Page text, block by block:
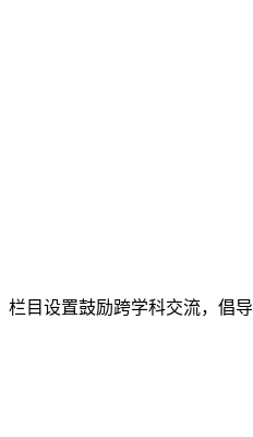
栏目设置鼓励跨学科交流，